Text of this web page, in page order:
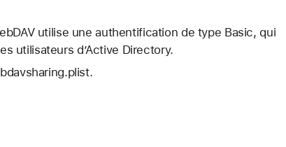
utilise une authentification de type Basic, qui
utilisateurs d’Active Directory.